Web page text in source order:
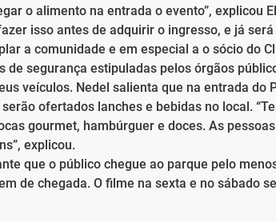
o alimento na entrada o evento”, explicou
isso antes de adquirir o ingresso, e já
a comunidade e em especial a o sócio do
de segurança estipuladas pelos órgãos
veículos. Nedel salienta que na entrada do
ofertados lanches e bebidas no local.
gourmet, hambúrguer e doces. As
explicou.
que o público chegue ao parque pelo
de chegada. O filme na sexta e no sábado